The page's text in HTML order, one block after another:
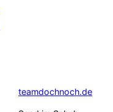
teamdochnoch.de